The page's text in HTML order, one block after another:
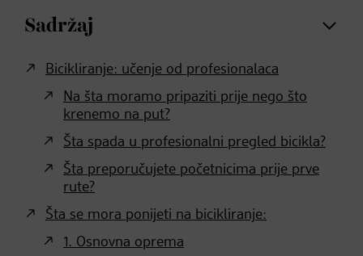
Sadržaj
Bicikliranje: učenje od profesionalaca
Na šta moramo pripaziti prije nego što
krenemo na put?
Šta spada u profesionalni pregled bicikla?
Šta preporučujete početnicima prije prve
rute?
Šta se mora ponijeti na bicikliranje:
1. Osnovna oprema